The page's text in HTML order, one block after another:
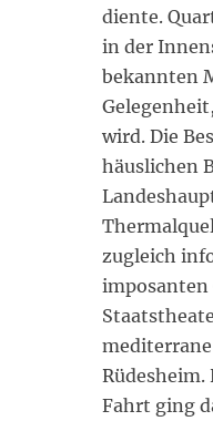
diente.
in der
bekannten
wird. Die
häuslichen
zugleich
imposanten
Fahrt ging